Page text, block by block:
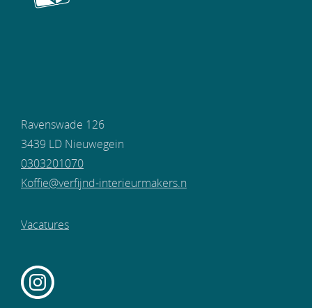
Ravenswade 126
3439 LD Nieuwegein
0303201070
Koffie@verfijnd-interieurmakers.n
Vacatures